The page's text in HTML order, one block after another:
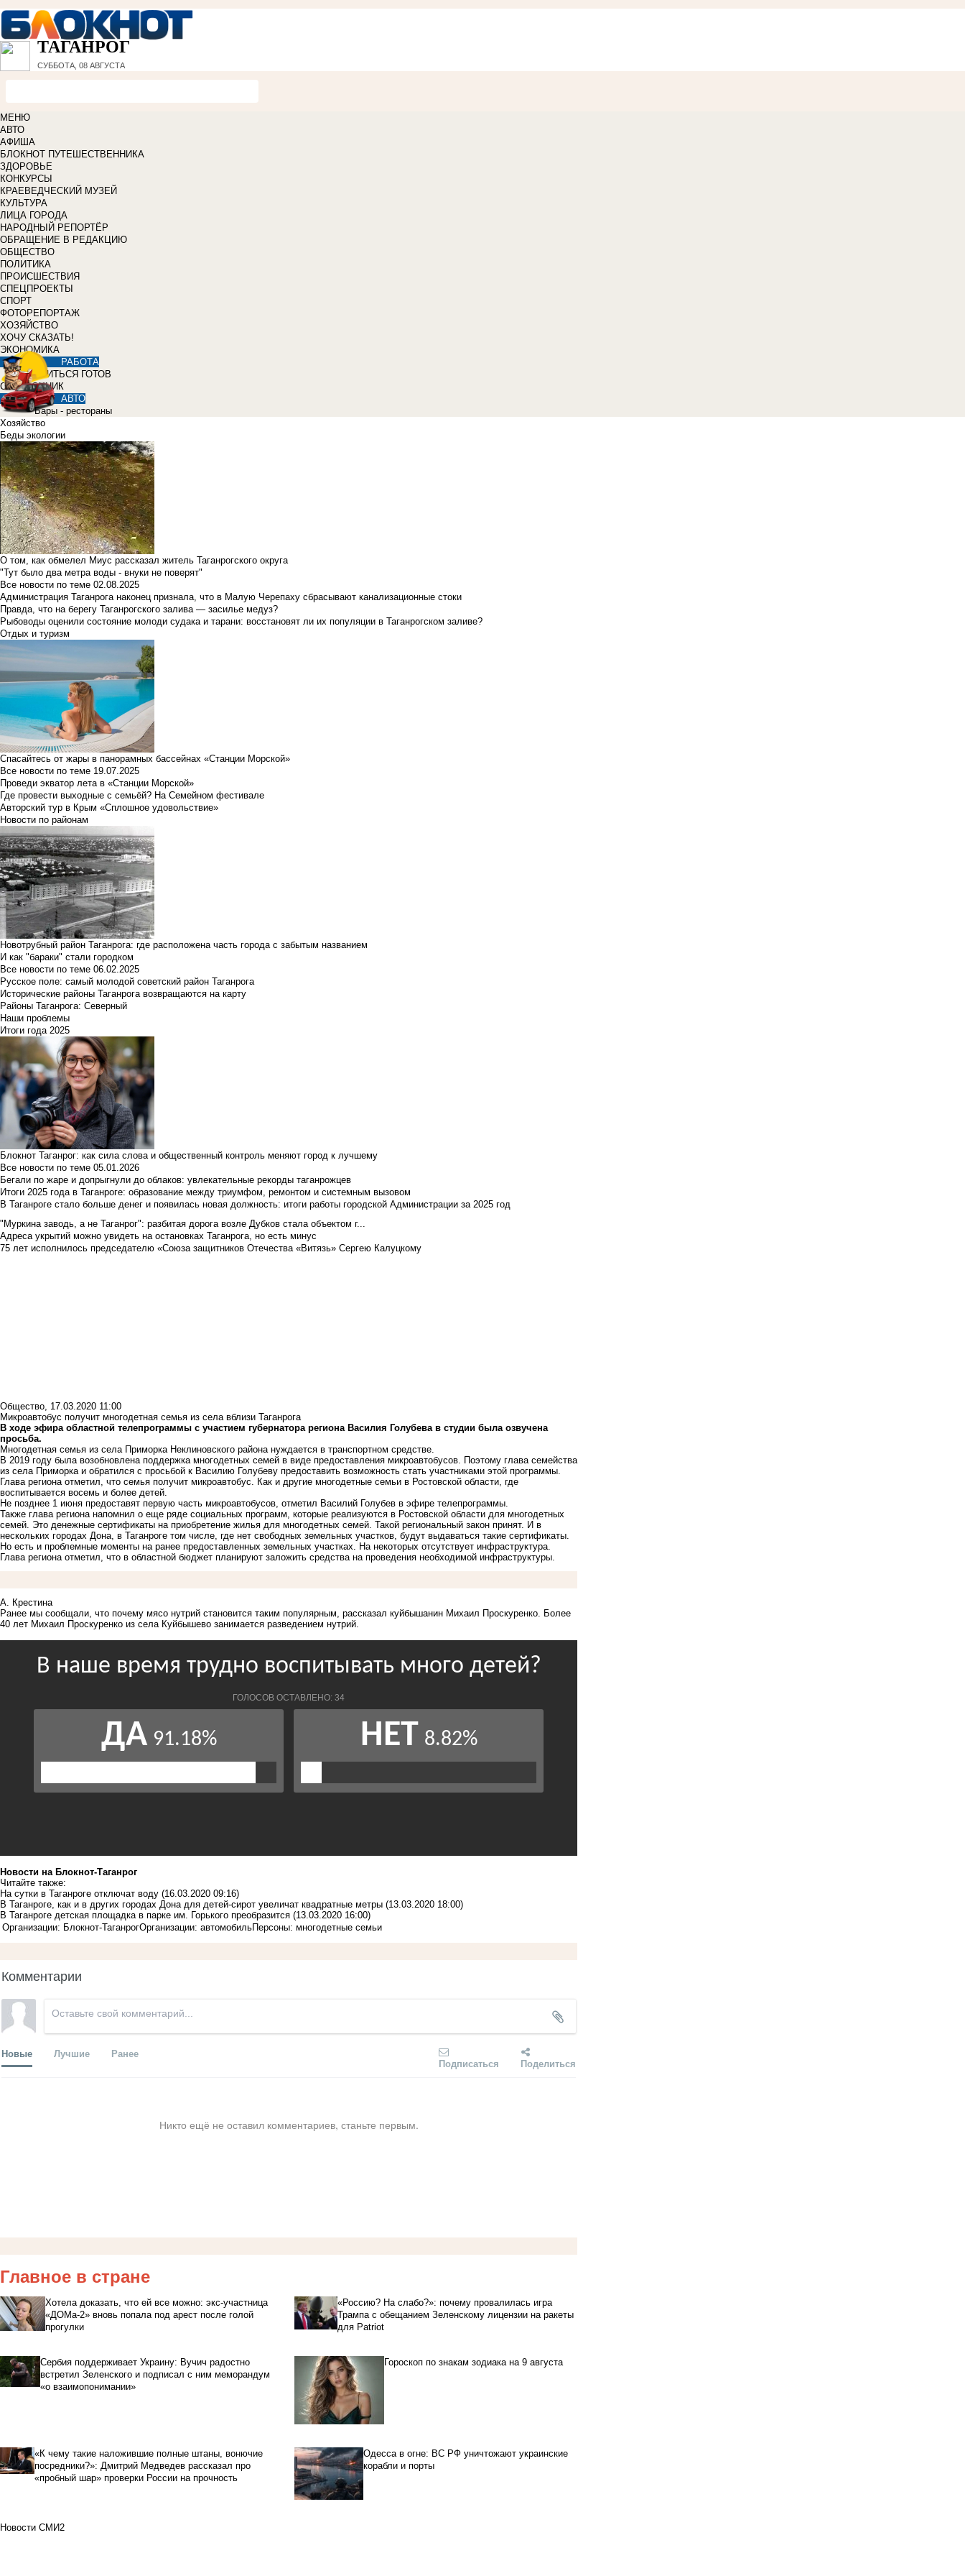
ТАГАНРОГ
СУББОТА, 08 АВГУСТА
МЕНЮ
АВТО
АФИША
БЛОКНОТ ПУТЕШЕСТВЕННИКА
ЗДОРОВЬЕ
КОНКУРСЫ
КРАЕВЕДЧЕСКИЙ МУЗЕЙ
КУЛЬТУРА
ЛИЦА ГОРОДА
НАРОДНЫЙ РЕПОРТЁР
ОБРАЩЕНИЕ В РЕДАКЦИЮ
ОБЩЕСТВО
ПОЛИТИКА
ПРОИСШЕСТВИЯ
СПЕЦПРОЕКТЫ
СПОРТ
ФОТОРЕПОРТАЖ
ХОЗЯЙСТВО
ХОЧУ СКАЗАТЬ!
ЭКОНОМИКА
РАБОТА
УЧИТЬСЯ ГОТОВ
СПРАВОЧНИК
АВТО
Бары - рестораны
Хозяйство
Беды экологии
О том, как обмелел Миус рассказал житель Таганрогского округа
"Тут было два метра воды - внуки не поверят"
Все новости по теме 02.08.2025
Администрация Таганрога наконец признала, что в Малую Черепаху сбрасывают канализационные стоки
Правда, что на берегу Таганрогского залива — засилье медуз?
Рыбоводы оценили состояние молоди судака и тарани: восстановят ли их популяции в Таганрогском заливе?
Отдых и туризм
Спасайтесь от жары в панорамных бассейнах «Станции Морской»
Все новости по теме 19.07.2025
Проведи экватор лета в «Станции Морской»
Где провести выходные с семьёй? На Семейном фестивале
Авторский тур в Крым «Сплошное удовольствие»
Новости по районам
Новотрубный район Таганрога: где расположена часть города с забытым названием
И как "бараки" стали городком
Все новости по теме 06.02.2025
Русское поле: самый молодой советский район Таганрога
Исторические районы Таганрога возвращаются на карту
Районы Таганрога: Северный
Наши проблемы
Итоги года 2025
Блокнот Таганрог: как сила слова и общественный контроль меняют город к лучшему
Все новости по теме 05.01.2026
Бегали по жаре и допрыгнули до облаков: увлекательные рекорды таганрожцев
Итоги 2025 года в Таганроге: образование между триумфом, ремонтом и системным вызовом
В Таганроге стало больше денег и появилась новая должность: итоги работы городской Администрации за 2025 год
"Муркина заводь, а не Таганрог": разбитая дорога возле Дубков стала объектом г...
Адреса укрытий можно увидеть на остановках Таганрога, но есть минус
75 лет исполнилось председателю «Союза защитников Отечества «Витязь» Сергею Калуцкому
Общество, 17.03.2020 11:00
Микроавтобус получит многодетная семья из села вблизи Таганрога
В ходе эфира областной телепрограммы с участием губернатора региона Василия Голубева в студии была озвучена
просьба.
Многодетная семья из села Приморка Неклиновского района нуждается в транспортном средстве.
В 2019 году была возобновлена поддержка многодетных семей в виде предоставления микроавтобусов. Поэтому глава семейства
из села Приморка и обратился с просьбой к Василию Голубеву предоставить возможность стать участниками этой программы.
Глава региона отметил, что семья получит микроавтобус. Как и другие многодетные семьи в Ростовской области, где
воспитывается восемь и более детей.
Не позднее 1 июня предоставят первую часть микроавтобусов, отметил Василий Голубев в эфире телепрограммы.
Также глава региона напомнил о еще ряде социальных программ, которые реализуются в Ростовской области для многодетных
семей. Это денежные сертификаты на приобретение жилья для многодетных семей. Такой региональный закон принят. И в
нескольких городах Дона, в Таганроге том числе, где нет свободных земельных участков, будут выдаваться такие сертификаты.
Но есть и проблемные моменты на ранее предоставленных земельных участках. На некоторых отсутствует инфраструктура.
Глава региона отметил, что в областной бюджет планируют заложить средства на проведения необходимой инфраструктуры.
А. Крестина
Ранее мы сообщали, что почему мясо нутрий становится таким популярным, рассказал куйбышанин Михаил Проскуренко. Более
40 лет Михаил Проскуренко из села Куйбышево занимается разведением нутрий.
Новости на Блoкнoт-Таганрог
Читайте также:
На сутки в Таганроге отключат воду (16.03.2020 09:16)
В Таганроге, как и в других городах Дона для детей-сирот увеличат квадратные метры (13.03.2020 18:00)
В Таганроге детская площадка в парке им. Горького преобразится (13.03.2020 16:00)
Организации: Блокнот-ТаганрогОрганизации: автомобильПерсоны: многодетные семьи
Комментарии
Новые Лучшие Ранее
Подписаться Поделиться
Никто ещё не оставил комментариев, станьте первым.
Главное в стране
Хотела доказать, что ей все можно: экс-участница
«ДОМа-2» вновь попала под арест после голой
прогулки
«Россию? На слабо?»: почему провалилась игра
Трампа с обещанием Зеленскому лицензии на ракеты
для Patriot
Сербия поддерживает Украину: Вучич радостно
встретил Зеленского и подписал с ним меморандум
«о взаимопонимании»
Гороскоп по знакам зодиака на 9 августа
«К чему такие наложившие полные штаны, вонючие
посредники?»: Дмитрий Медведев рассказал про
«пробный шар» проверки России на прочность
Одесса в огне: ВС РФ уничтожают украинские
корабли и порты
Новости СМИ2